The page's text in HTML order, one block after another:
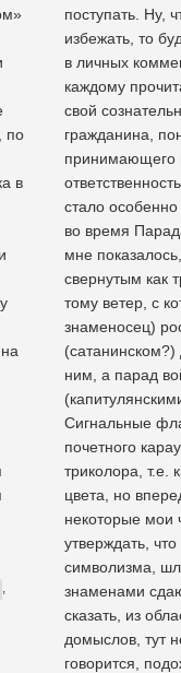
по
в
,
поступать. Ну,
избежать, то
в личных
каждому
свой
гражданина,
принимающего
стало
во время
мне
свернутым как
тому ветер, с
знаменосец)
ним, а парад
Сигнальные
почетного
триколора, т.е.
цвета, но
некоторые мои
утверждать,
символизма,
знаменами
сказать, из
домыслов, тут
говорится,